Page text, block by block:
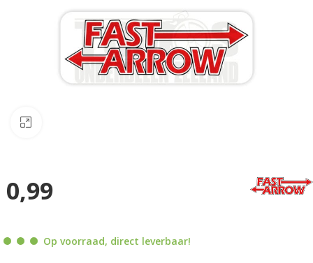
0,99
Op voorraad, direct leverbaar!